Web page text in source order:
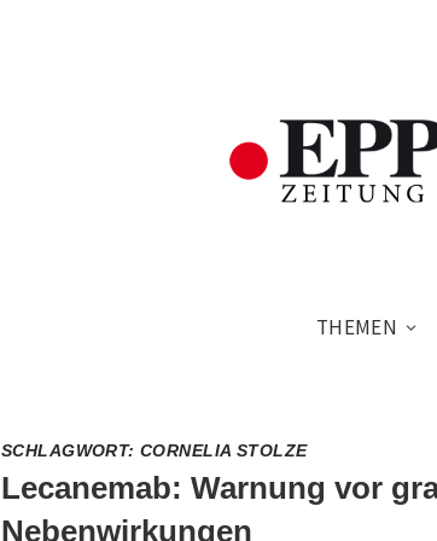
THEMEN
SCHLAGWORT:CORNELIA STOLZE
Lecanemab: Warnung vor
Nebenwirkungen